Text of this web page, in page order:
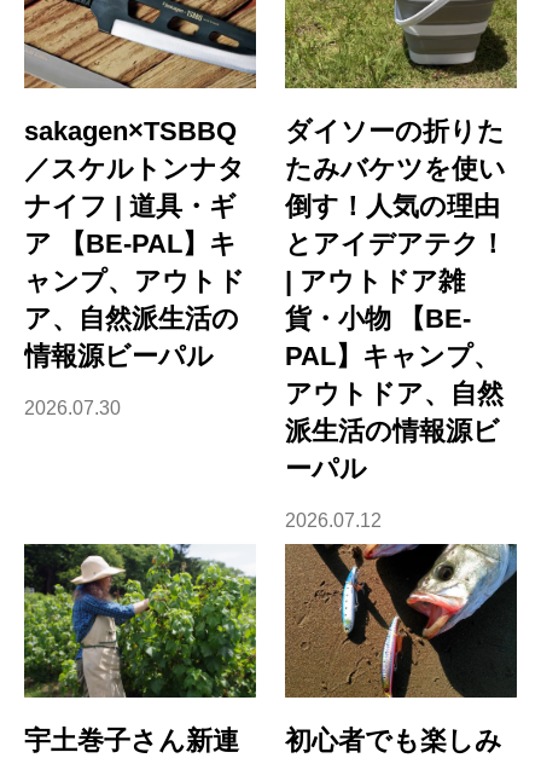
sakagen×TSBBQ
／スケルトンナタ
ナイフ | 道具・ギ
ア 【BE-PAL】キ
ャンプ、アウトド
ア、自然派生活の
情報源ビーパル
2026.07.30
ダイソーの折りた
たみバケツを使い
倒す！人気の理由
とアイデアテク！
| アウトドア雑
貨・小物 【BE-
PAL】キャンプ、
アウトドア、自然
派生活の情報源ビ
ーパル
2026.07.12
宇土巻子さん新連
初心者でも楽しみ